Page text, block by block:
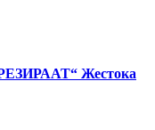
Жестока